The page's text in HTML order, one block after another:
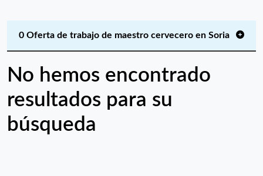
0 Oferta de trabajo de maestro cervecero en Soria
No hemos encontrado
resultados para su
búsqueda